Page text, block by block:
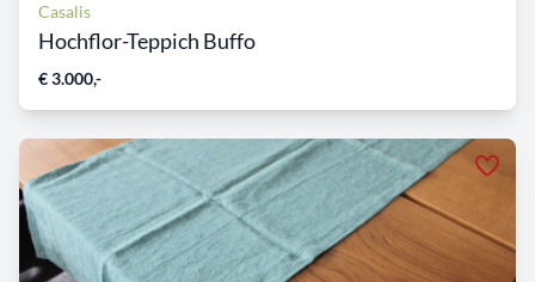
Casalis
Hochflor-Teppich Buffo
€ 3.000,-